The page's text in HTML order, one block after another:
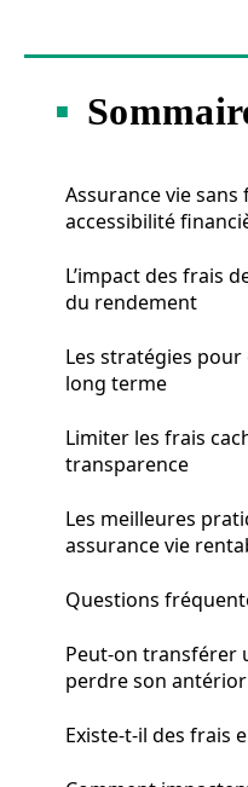
Assurance vie sans
accessibilité
L’impact des frais
du rendement
Les stratégies pour
long terme
Limiter les frais
transparence
Les meilleures
assurance vie
Questions
Peut-on transférer
perdre son
Existe-t-il des frais